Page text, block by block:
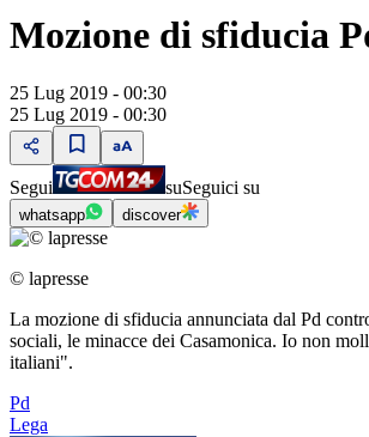
Mozione di sfiducia
25 Lug 2019 - 00:30
25 Lug 2019 - 00:30
Segui suSeguici su
whatsapp discover
© lapresse
La mozione di sfiducia annunciata dal Pd
sociali, le minacce dei Casamonica. Io non
italiani".
Pd
Lega